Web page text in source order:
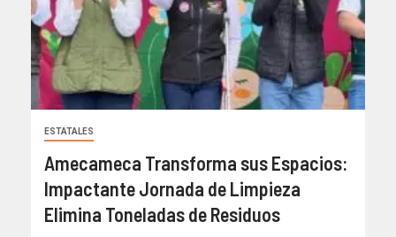
ESTATALES
Amecameca Transforma sus Espacios:
Impactante Jornada de Limpieza
Elimina Toneladas de Residuos